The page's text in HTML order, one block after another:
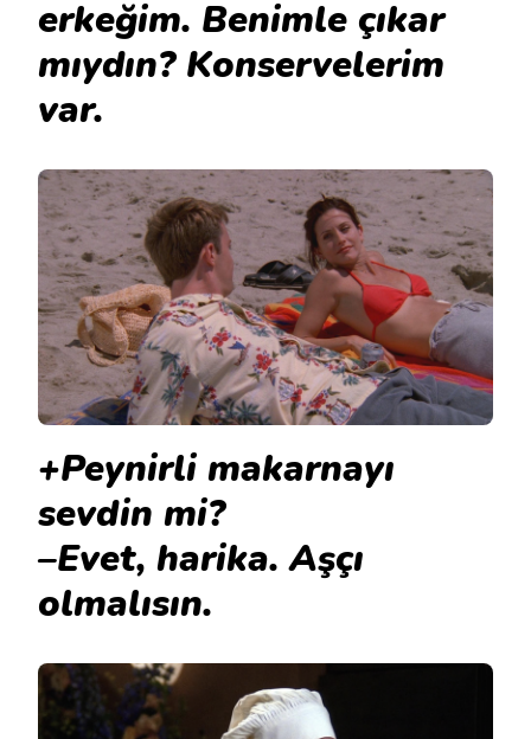
erkeğim. Benimle çıkar
mıydın? Konservelerim
var.
+Peynirli makarnayı
sevdin mi?
–Evet, harika. Aşçı
olmalısın.